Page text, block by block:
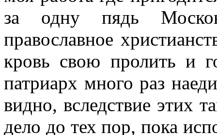
за одну пядь
православное
кровь свою пролить и
патриарх много раз
видно, вследствие этих
дело до тех пор, пока